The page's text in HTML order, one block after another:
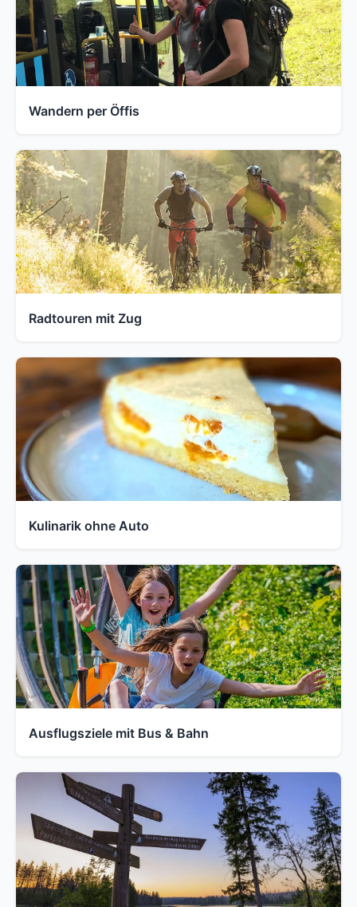
Wandern per Öffis
Radtouren mit Zug
Kulinarik ohne Auto
Ausflugsziele mit Bus & Bahn